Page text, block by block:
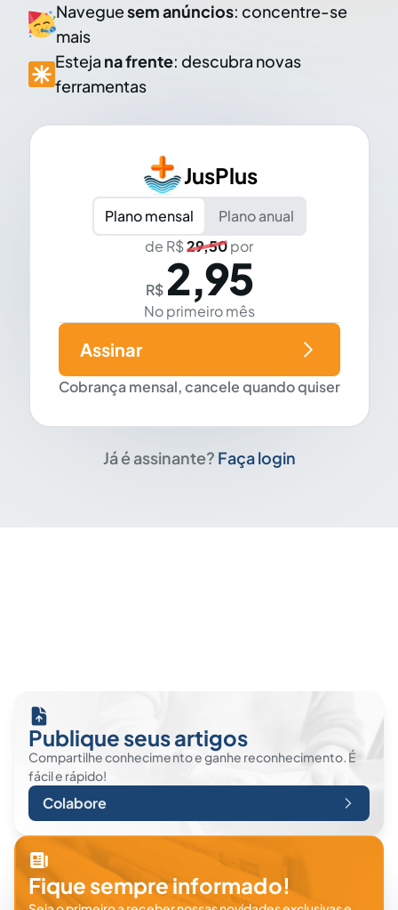
Naveguesem anúncios: concentre-se
mais
Esteja na frente: descubra novas
ferramentas
JusPlus
Plano mensal
Plano anual
de R$29,50por
R$ 2,95
No primeiro mês
Cobrança mensal, cancele quando quiser
Assinar
Já é assinante? Faça login
Publique seus artigos
Compartilhe conhecimento e ganhe reconhecimento. É
fácil e rápido!
Colabore
Fique sempre informado!